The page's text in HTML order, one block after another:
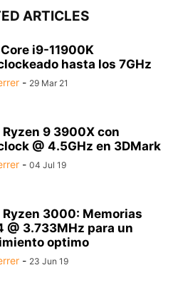
ARTICLES
i9-11900K
hasta los 7GHz
- 29 Mar 21
Ryzen 9 3900X con
@ 4.5GHz en 3DMark
- 04 Jul 19
Ryzen 3000: Memorias
@ 3.733MHz para un
optimo
- 23 Jun 19